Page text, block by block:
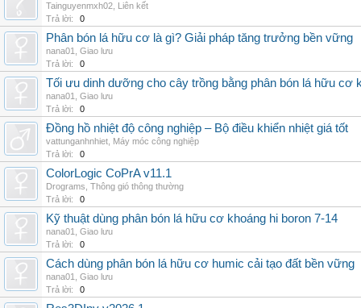
Tainguyenmxh02 Liên kết
Trả lời:
0
Phân bón lá hữu cơ là gì? Giải pháp tăng trưởng bền vững
nana01
Giao lưu
Trả lời:
0
Tối ưu dinh dưỡng cho cây trồng bằng phân bón lá hữu cơ
nana01
Giao lưu
Trả lời:
0
Đồng hồ nhiệt độ công nghiệp – Bộ điều khiển nhiệt giá tốt
vattunganhnhiet Máy móc công nghiệp
Trả lời:
0
ColorLogic CoPrA v11.1
Drograms Thông gió thông thường
Trả lời:
0
Kỹ thuật dùng phân bón lá hữu cơ khoáng hi boron 7-14
nana01
Giao lưu
Trả lời:
0
Cách dùng phân bón lá hữu cơ humic cải tạo đất bền vững
nana01
Giao lưu
Trả lời:
0